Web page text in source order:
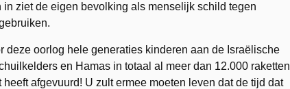
ziet de eigen bevolking als menselijk schild tegen
deze oorlog hele generaties kinderen aan de Israëlische
en Hamas in totaal al meer dan 12.000 raketten
afgevuurd! U zult ermee moeten leven dat de tijd dat